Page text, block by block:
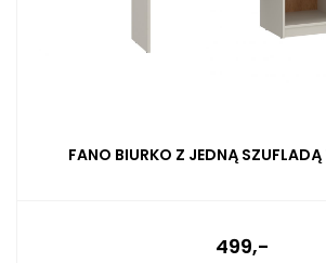
FANO BIURKO Z JEDNĄ
499,-